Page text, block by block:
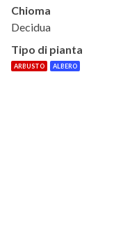
Chioma
Decidua
Tipo di pianta
ARBUSTO ALBERO